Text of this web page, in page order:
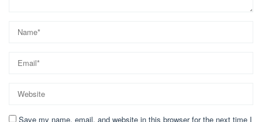
Save my name, email, and website in this browser for the next time I